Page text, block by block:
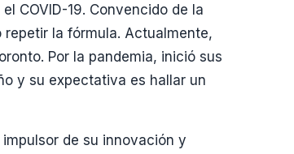
COVID-19. Convencido de la
la fórmula. Actualmente,
Por la pandemia, inició sus
y su expectativa es hallar un
de su innovación y